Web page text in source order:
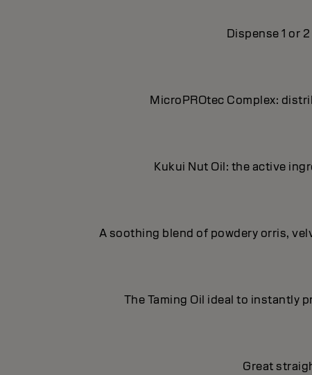
Dispense 1 or
MicroPROtec Complex:
Kukui Nut Oil: the active
A soothing blend of powdery orris,
The Taming Oil ideal to instantly
Great